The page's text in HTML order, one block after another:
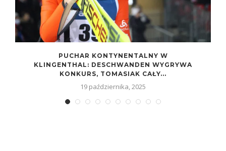
PUCHAR KONTYNENTALNY W
KLINGENTHAL: DESCHWANDEN WYGRYWA
KONKURS, TOMASIAK CAŁY...
19 października, 2025